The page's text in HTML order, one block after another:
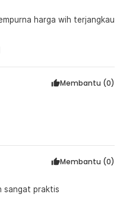
harga wih terjangkau
Membantu (0)
Membantu (0)
sangat praktis